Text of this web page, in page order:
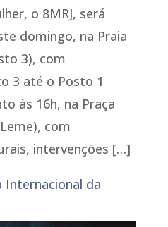
o 8MRJ, será
domingo, na Praia
3), com
3 até o Posto 1
às 16h, na Praça
com
intervenções […]
Internacional da